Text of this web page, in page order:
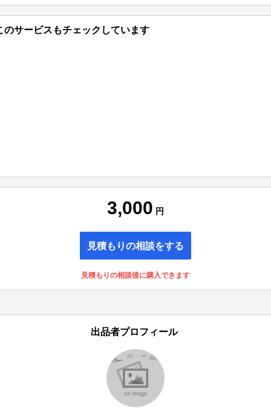
サービスもチェックしています
3,000 円
見積もりの相談をする
見積もりの相談後に購入できます
出品者プロフィール